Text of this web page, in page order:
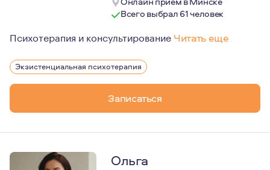
Всего выбрал 61 человек
Психотерапия и консультирование Читать еще
Мой путь в психотерапии начался в 2012 году. С тех
Экзистенциальная психотерапия
Записаться
Ольга